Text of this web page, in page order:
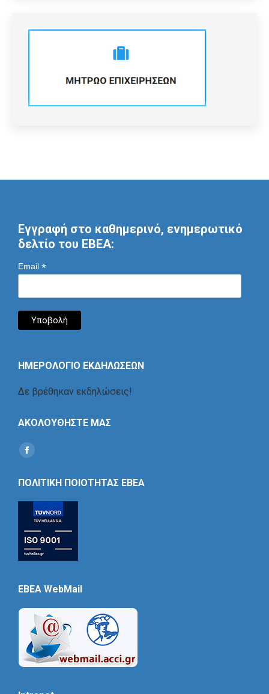
Εγγραφή στο καθημερινό, ενημερωτικό
δελτίο του ΕΒΕΑ:
Email *
ΗΜΕΡΟΛΟΓΙΟ ΕΚΔΗΛΩΣΕΩΝ
Δε βρέθηκαν εκδηλώσεις!
ΑΚΟΛΟΥΘΗΣΤΕ ΜΑΣ
Find us on:
Social
ΠΟΛΙΤΙΚΗ ΠΟΙΟΤΗΤΑΣ ΕΒΕΑ
EBEA WebMail